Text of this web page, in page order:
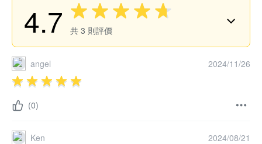
4.7 共 3 則評價
angel 2024/11/26
(0)
Ken 2024/08/21